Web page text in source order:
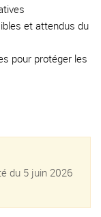
et attendus du
pour protéger les
du 5 juin 2026